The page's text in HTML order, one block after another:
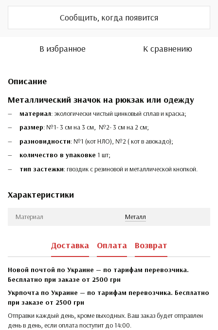
Сообщить, когда появится
В избранное К сравнению
Описание
Металлический значок на рюкзак или одежду
материал: экологически чистый цинковый сплав и краска;
размер: №1- 3 см на 3 см, №2- 3 см на 2 см;
разновидности: №1 (кот НЛО), №2 ( кот в авокадо);
количество в упаковке 1 шт;
тип застежки: гвоздик с резиновой и металлической кнопкой.
Характеристики
Материал Металл
Доставка Оплата Возврат
Новой почтой по Украине — по тарифам перевозчика.
Бесплатно при заказе от 2500 грн
Укрпочта по Украине — по тарифам перевозчика. Бесплатно
при заказе от 2500 грн
Отправки каждый день, кроме выходных. Ваш заказ будет отправлен
день в день, если оплата поступит до 14:00.